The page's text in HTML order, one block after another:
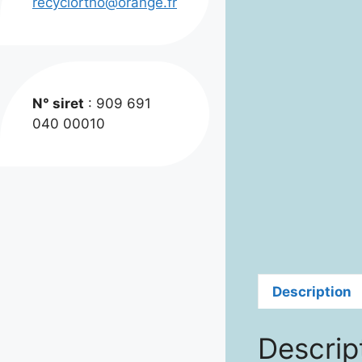
Description
N° siret : 909 691
040 00010